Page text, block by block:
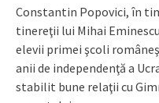
Constantin Popovici, în
tinereţii lui Mihai
elevii primei şcoli
anii de independenţă a
stabilit bune relaţii cu